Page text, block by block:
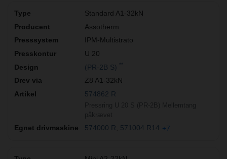
Standard A1-32kN
Assotherm
IPM-Multistrato
U 20
(PR-2B S)
Z8 A1-32kN
574862 R
574000 R 571004 R14 +7